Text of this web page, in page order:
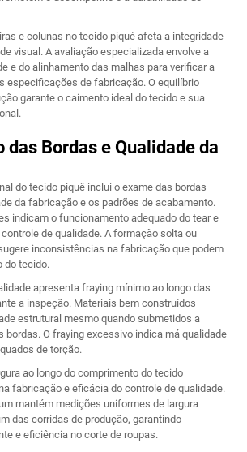
e colunas no tecido piqué afeta a integridade
visual. A avaliação especializada envolve a
e do alinhamento das malhas para verificar a
especificações de fabricação. O equilíbrio
garante o caimento ideal do tecido e sua
das Bordas e Qualidade da
do tecido piquê inclui o exame das bordas
da fabricação e os padrões de acabamento.
indicam o funcionamento adequado do tear e
de qualidade. A formação solta ou
inconsistências na fabricação que podem
do tecido.
apresenta fraying mínimo ao longo das
a inspeção. Materiais bem construídos
estrutural mesmo quando submetidos a
bordas. O fraying excessivo indica má qualidade
de torção.
ao longo do comprimento do tecido
fabricação e eficácia do controle de qualidade.
mantém medições uniformes de largura
das corridas de produção, garantindo
e eficiência no corte de roupas.